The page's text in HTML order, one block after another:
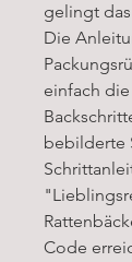
gelingt
Die
einfach
bebilderte
Code